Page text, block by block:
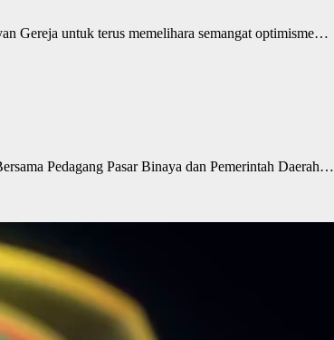
Gereja untuk terus memelihara semangat optimisme…
Pedagang Pasar Binaya dan Pemerintah Daerah…